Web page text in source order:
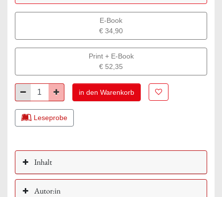
E-Book
€ 34,90
Print + E-Book
€ 52,35
Minus Plus in den Warenkorb Zur Merkliste
Leseprobe
Inhalt
Autor:in